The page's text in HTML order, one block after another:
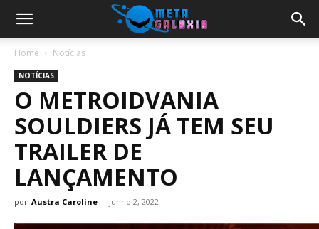
Home Notícias
NOTÍCIAS
O METROIDVANIA
SOULDIERS JÁ TEM SEU
TRAILER DE
LANÇAMENTO
por Austra Caroline - junho 2, 2022